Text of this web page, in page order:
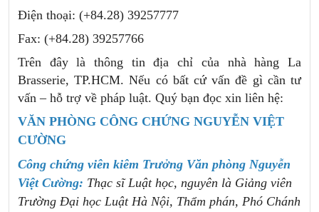
Điện thoại: (+84.28) 39257777
Fax: (+84.28) 39257766
Trên đây là thông tin địa chỉ của
nhà hàng La
Brasserie, TP.HCM. Nếu có bất cứ vấn đề gì cần tư
vấn – hỗ trợ về pháp luật. Quý bạn đọc xin liên hệ:
VĂN PHÒNG CÔNG CHỨNG NGUYỄN VIỆT
CƯỜNG
Công chứng viên kiêm Trưởng Văn phòng Nguyễn
Việt Cường: Thạc sĩ Luật học, nguyên là Giảng viên
Trường Đại học Luật Hà Nội, Thẩm phán, Phó Chánh